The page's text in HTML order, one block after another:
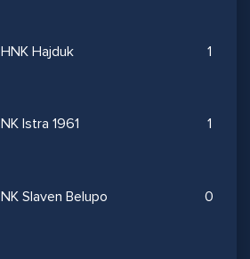
HNK Hajduk 1
NK Istra 1961 1
NK Slaven Belupo 0